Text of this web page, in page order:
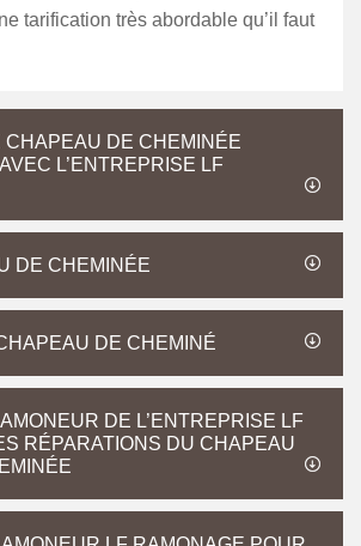
tarification très abordable qu’il faut
CHAPEAU DE CHEMINÉE
L’ENTREPRISE LF
DE CHEMINÉE
DE CHEMINÉ
DE L’ENTREPRISE LF
RÉPARATIONS DU CHAPEAU